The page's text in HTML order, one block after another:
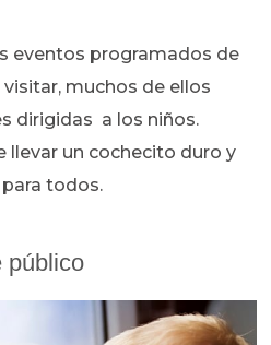
eventos programados de
muchos de ellos
dirigidas a los niños.
un cochecito duro y
todos.
público